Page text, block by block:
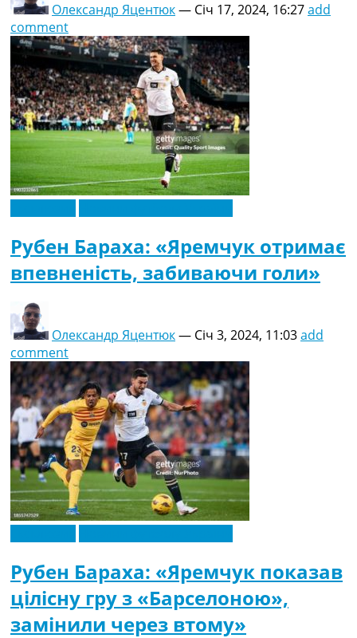
Олександр Яцентюк— Січ 17, 2024, 16:27add
comment
Рубен Бараха: «Яремчук отримає
впевненість, забиваючи голи»
Олександр Яцентюк— Січ 3, 2024, 11:03add
comment
Рубен Бараха: «Яремчук показав
цілісну гру з «Барселоною»,
замінили через втому»